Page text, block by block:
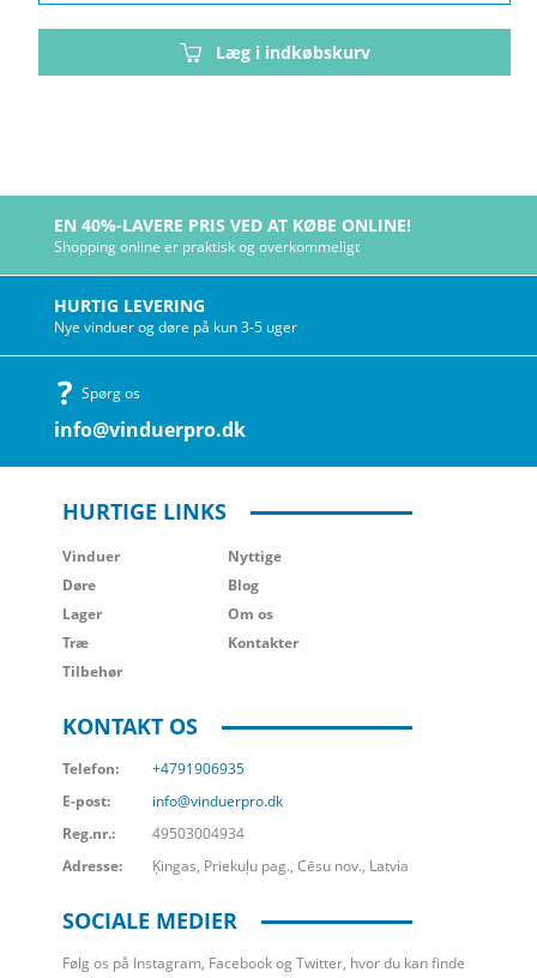
Læg i indkøbskurv
EN 40%-LAVERE PRIS VED AT KØBE ONLINE!
Shopping online er praktisk og overkommeligt
HURTIG LEVERING
Nye vinduer og døre på kun 3-5 uger
Spørg os
info@vinduerpro.dk
HURTIGE LINKS
Vinduer
Døre
Lager
Træ
Tilbehør
Nyttige
Blog
Om os
Kontakter
KONTAKT OS
Telefon:
+4791906935
E-post:
info@vinduerpro.dk
Reg.nr.:
49503004934
Adresse:
Ķingas, Priekuļu pag., Cēsu nov., Latvia
SOCIALE MEDIER
Følg os på Instagram, Facebook og Twitter, hvor du kan finde